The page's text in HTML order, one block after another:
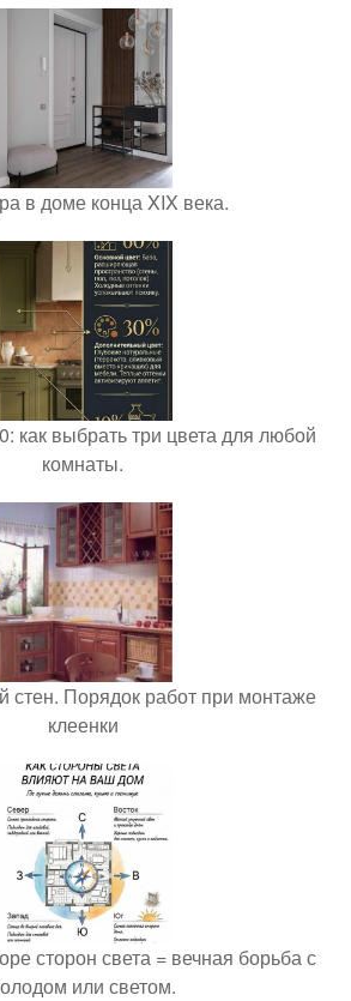
в доме конца XIX века.
как выбрать три цвета для любой
комнаты.
стен. Порядок работ при монтаже
клеенки
сторон света = вечная борьба с
или светом.